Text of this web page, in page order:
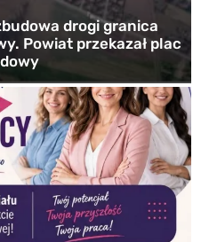
drogi granica
Powiat przekazał plac